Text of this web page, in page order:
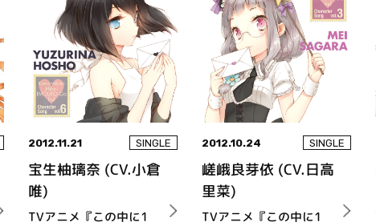
2012.11.21 SINGLE
宝生柚璃奈 (CV.小倉
唯)
TVアニメ『この中に1
2012.10.24 SINGLE
嵯峨良芽依 (CV.日高
里菜)
TVアニメ『この中に1